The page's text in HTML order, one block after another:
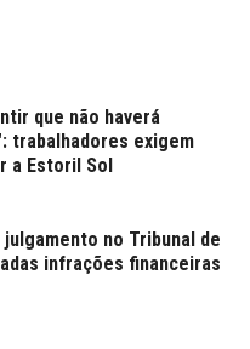
que não haverá
trabalhadores exigem
a Estoril Sol
julgamento no Tribunal de
infrações financeiras